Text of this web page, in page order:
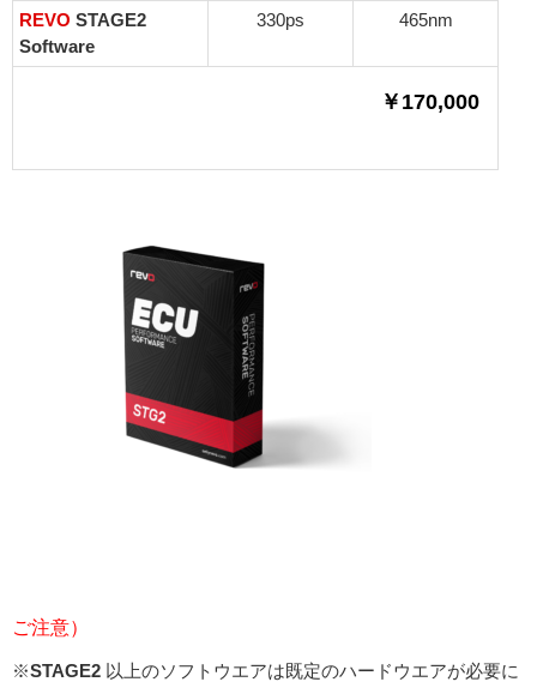
REVO STAGE2
Software
330ps 465nm
￥170,000
ご注意）
※STAGE2 以上のソフトウエアは既定のハードウエアが必要に